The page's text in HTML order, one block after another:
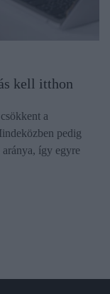
kell itthon
a
pedig
így egyre